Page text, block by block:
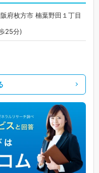
府枚方市 楠葉野田１丁目
25分)